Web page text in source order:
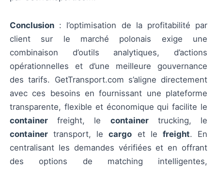
Conclusion : l’optimisation de la profitabilité par
client sur le marché polonais exige une
combinaison d’outils analytiques, d’actions
opérationnelles et d’une meilleure gouvernance
des tarifs. GetTransport.com s’aligne directement
avec ces besoins en fournissant une plateforme
transparente, flexible et économique qui facilite le
container freight, le containertrucking, le
container transport, lecargo et le freight. En
centralisant les demandes vérifiées et en offrant
des options de matching intelligentes,